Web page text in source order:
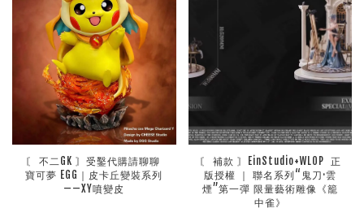
〘 不二GK 〙受鑿代購請聊聊
寶可夢 EGG｜皮卡丘變裝系列
——XY噴變皮
〘 補款 〙EinStudio+WLOP  正
版授權 ｜ 聯名系列“鬼刀·雲
煙”第一彈 限量藝術雕像《籠
中雀》